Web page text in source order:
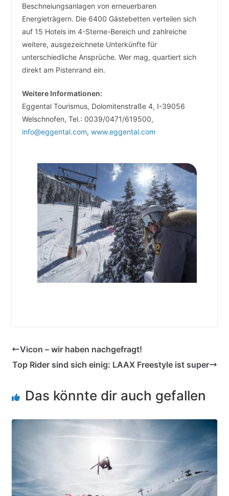
Beschneiungsanlagen von erneuerbaren
Energieträgern. Die 6400 Gästebetten verteilen sich
auf 15 Hotels im 4-Sterne-Bereich und zahlreiche
weitere, ausgezeichnete Unterkünfte für
unterschiedliche Ansprüche. Wer mag, quartiert sich
direkt am Pistenrand ein.
Weitere Informationen:
Eggental Tourismus, Dolomitenstraße 4, I-39056
Welschnofen, Tel.: 0039/0471/619500,
info@eggental.com, www.eggental.com
Vicon – wir haben nachgefragt!
Top Rider sind sich einig: LAAX Freestyle ist super
Das könnte dir auch gefallen